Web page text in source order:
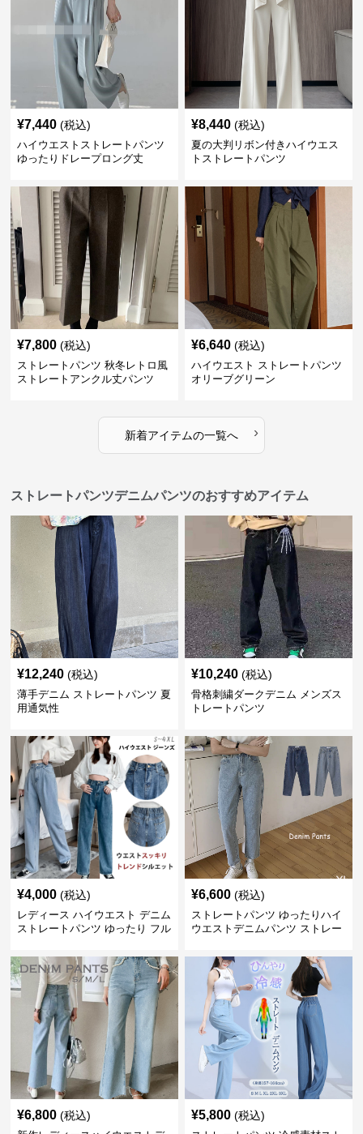
¥7,440 (税込)
ハイウエストストレートパンツ
ゆったりドレープロング丈
¥8,440 (税込)
夏の大判リボン付きハイウエス
トストレートパンツ
¥7,800 (税込)
ストレートパンツ 秋冬レトロ風
ストレートアンクル丈パンツ
¥6,640 (税込)
ハイウエスト ストレートパンツ
オリーブグリーン
新着アイテムの一覧へ ›
ストレートパンツデニムパンツのおすすめアイテム
¥12,240 (税込)
薄手デニム ストレートパンツ 夏
用通気性
¥10,240 (税込)
骨格刺繍ダークデニム メンズス
トレートパンツ
¥4,000 (税込)
レディース ハイウエスト デニム
ストレートパンツ ゆったり フル
¥6,600 (税込)
ストレートパンツ ゆったりハイ
ウエストデニムパンツ ストレー
¥6,800 (税込) ¥5,800 (税込)